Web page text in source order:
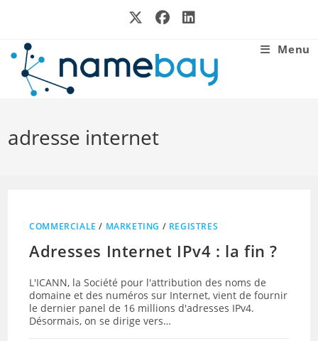
Menu
adresse internet
COMMERCIALE / MARKETING / REGISTRES
Adresses Internet IPv4 : la fin ?
L'ICANN, la Société pour l'attribution des noms de
domaine et des numéros sur Internet, vient de fournir
le dernier panel de 16 millions d'adresses IPv4.
Désormais, on se dirige vers…